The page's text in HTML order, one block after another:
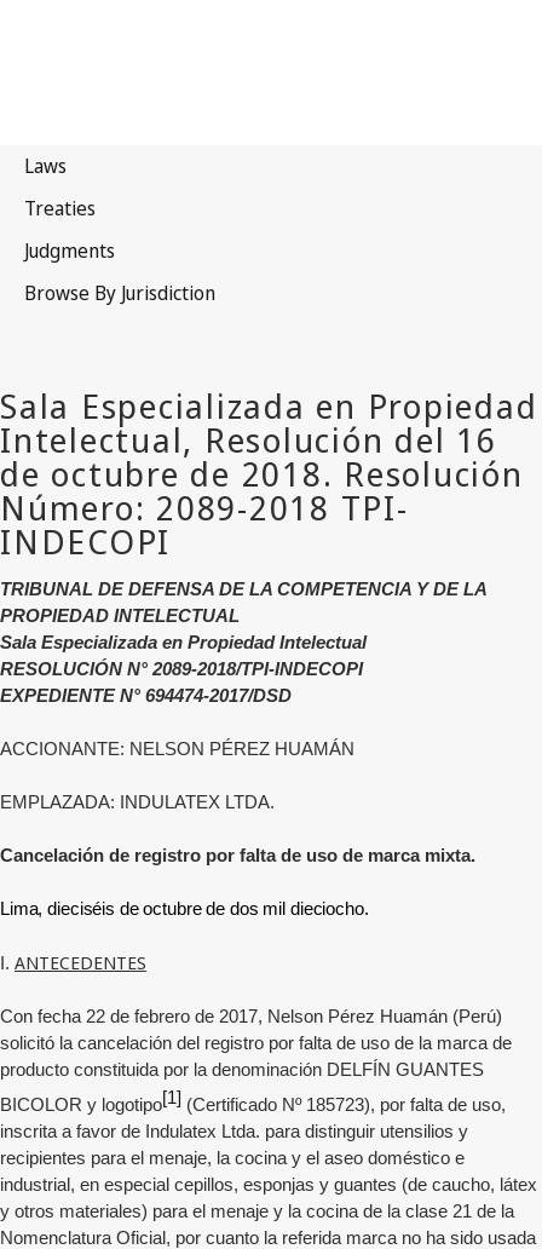
TRIBUNAL DE DEFENSA DE LA COMPETENCIA Y DE LA
PROPIEDAD INTELECTUAL
Sala Especializada en Propiedad Intelectual
RESOLUCIÓN N° 2089-2018/TPI-INDECOPI
EXPEDIENTE N° 694474-2017/DSD
ACCIONANTE: NELSON PÉREZ HUAMÁN
EMPLAZADA: INDULATEX LTDA.
Cancelación de registro por falta de uso de marca mixta.
Lima, dieciséis de octubre de dos mil dieciocho.
I. ANTECEDENTES
Con fecha 22 de febrero de 2017, Nelson Pérez Huamán (Perú)
solicitó la cancelación del registro por falta de uso de la marca de
producto constituida por la denominación DELFÍN GUANTES
BICOLOR y logotipo[1] (Certificado Nº 185723), por falta de uso,
inscrita a favor de Indulatex Ltda. para distinguir utensilios y
recipientes para el menaje, la cocina y el aseo doméstico e
industrial, en especial cepillos, esponjas y guantes (de caucho, látex
y otros materiales) para el menaje y la cocina de la clase 21 de la
Nomenclatura Oficial, por cuanto la referida marca no ha sido usada